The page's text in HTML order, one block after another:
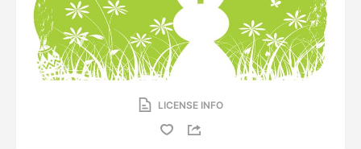
LICENSE INFO